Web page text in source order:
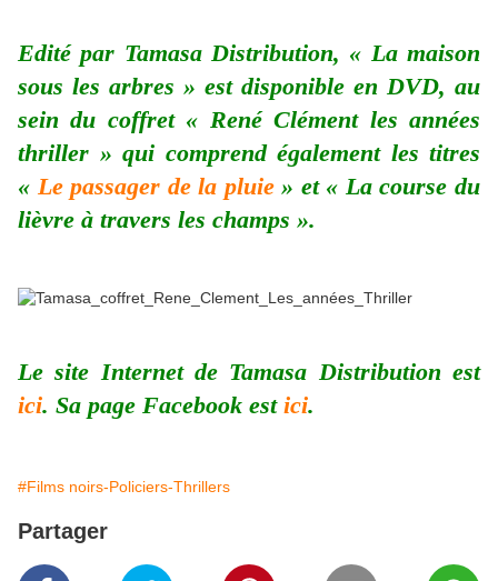
Edité par Tamasa Distribution, « La maison
sous les arbres » est disponible en DVD, au
sein du coffret « René Clément les années
thriller » qui comprend également les titres
« Le passager de la pluie» et « La course du
lièvre à travers les champs ».
Le site Internet de Tamasa Distribution est
ici. Sa page Facebook est ici.
#Films noirs-Policiers-Thrillers
Partager